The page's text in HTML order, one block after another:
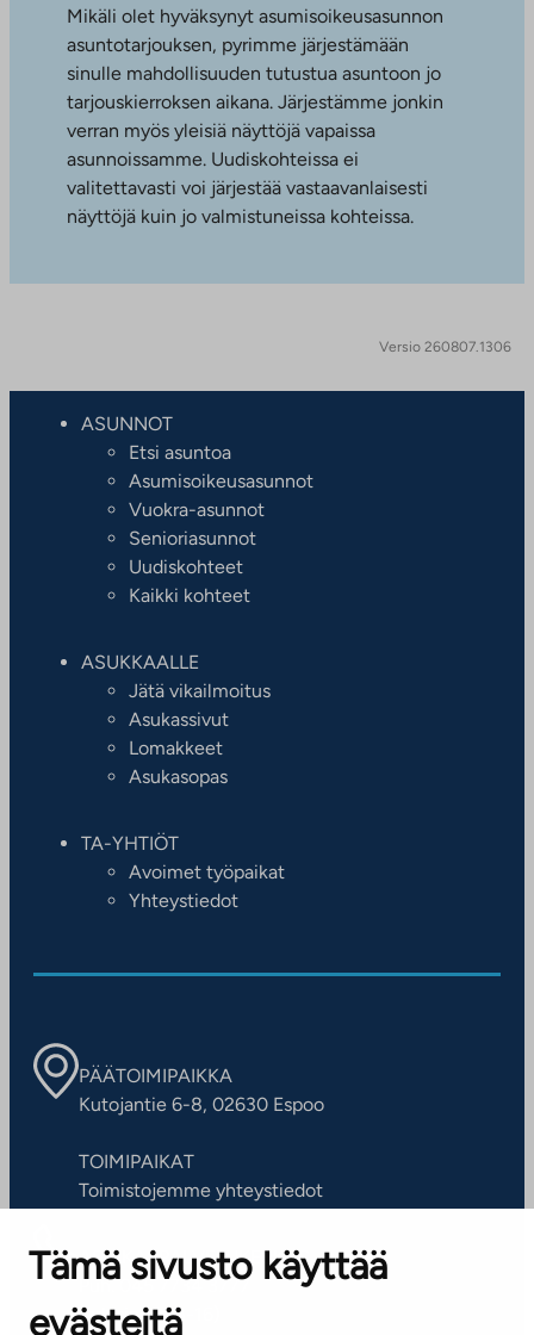
Tämä sivusto käyttää
evästeitä
Mikäli olet hyväksynyt asumisoikeusasunnon
asuntotarjouksen, pyrimme järjestämään
sinulle mahdollisuuden tutustua asuntoon jo
tarjouskierroksen aikana. Järjestämme jonkin
verran myös yleisiä näyttöjä vapaissa
asunnoissamme. Uudiskohteissa ei
valitettavasti voi järjestää vastaavanlaisesti
näyttöjä kuin jo valmistuneissa kohteissa.
Versio 260807.1306
ASUNNOT
Etsi asuntoa
Asumisoikeusasunnot
Vuokra-asunnot
Senioriasunnot
Uudiskohteet
Kaikki kohteet
ASUKKAALLE
Jätä vikailmoitus
Asukassivut
Lomakkeet
Asukasopas
TA-YHTIÖT
Avoimet työpaikat
Yhteystiedot
PÄÄTOIMIPAIKKA
Kutojantie 6-8, 02630 Espoo
TOIMIPAIKAT
Toimistojemme yhteystiedot
ASIAKASPALVELUKESKUS
Puh. 045 7734 3777
(arkisin klo 8-16)